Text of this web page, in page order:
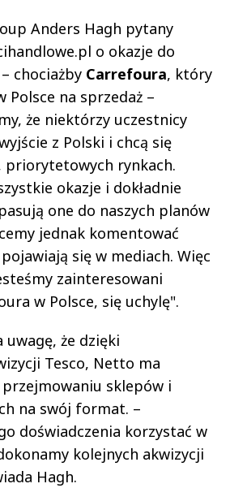
Anders Hagh pytany
o okazje do
chociażby Carrefoura, który
Polsce na sprzedaż –
że niektórzy uczestnicy
z Polski i chcą się
priorytetowych rynkach.
okazje i dokładnie
one do naszych planów
jednak komentować
się w mediach. Więc
zainteresowani
w Polsce, się uchylę".
uwagę, że dzięki
Tesco, Netto ma
sklepów i
na swój format. –
doświadczenia korzystać w
kolejnych akwizycji
Hagh.